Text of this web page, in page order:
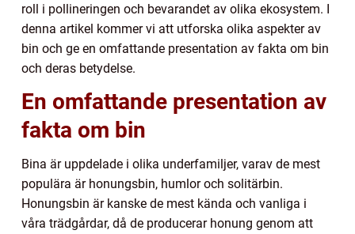
roll i pollineringen och bevarandet av olika ekosystem. I
denna artikel kommer vi att utforska olika aspekter av
bin och ge en omfattande presentation av fakta om bin
och deras betydelse.
En omfattande presentation av
fakta om bin
Bina är uppdelade i olika underfamiljer, varav de mest
populära är honungsbin, humlor och solitärbin.
Honungsbin är kanske de mest kända och vanliga i
våra trädgårdar, då de producerar honung genom att